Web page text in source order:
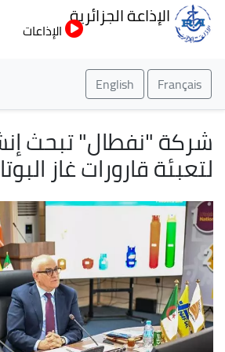
إلى
الإذاعة الجزائرية
الإذاعات
Français
English
شركة "نفطال" تبحث
لتعبئة قارورات غاز